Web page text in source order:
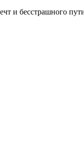
и бесстрашного